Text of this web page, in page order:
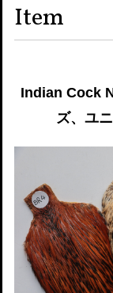
Item
Indian Cock
ズ、ユ